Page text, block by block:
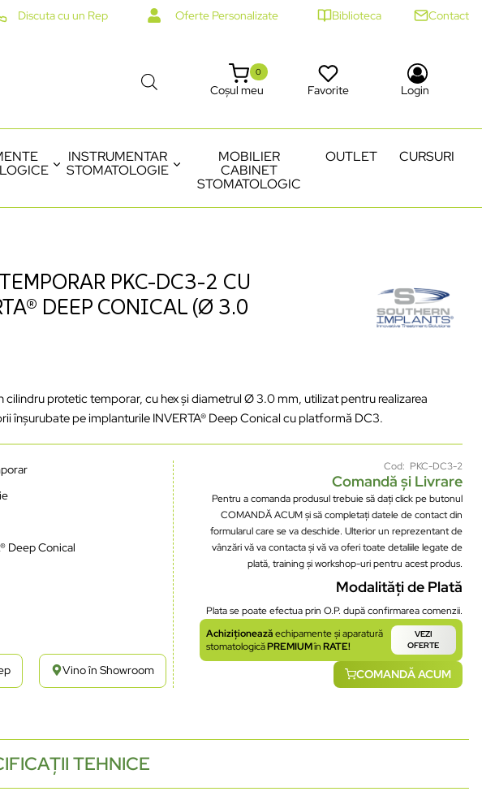
Discuta cu un Rep Oferte Personalizate Biblioteca Contact
Coșul meu
0
Favorite Login
INSTRUMENTAR
STOMATOLOGIE
MOBILIER
CABINET
STOMATOLOGIC
OUTLET CURSURI
PKC-DC3-2 CU
DEEP CONICAL (Ø 3.0
cilindru protetic temporar, cu hex și diametrul Ø 3.0 mm, utilizat pentru realizarea
înșurubate pe implanturile INVERTA® Deep Conical cu platformă DC3.
Deep Conical
Vino în Showroom
Cod: PKC-DC3-2
Comandă și Livrare
Pentru a comanda produsul trebuie să dați click pe butonul
COMANDĂ ACUM și să completați datele de contact din
formularul care se va deschide. Ulterior un reprezentant de
vânzări vă va contacta și vă va oferi toate detaliile legate de
plată, training și workshop-uri pentru acest produs.
Modalități de Plată
Plata se poate efectua prin O.P. după confirmarea comenzii.
Achiziționeazăechipamente și aparatură
stomatologicăPREMIUMînRATE!
VEZI
OFERTE
COMANDĂ ACUM
TEHNICE